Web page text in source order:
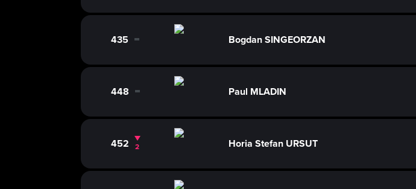
435 0 Bogdan SINGEORZAN
448 0 Paul MLADIN
452 2 Horia Stefan URSUT